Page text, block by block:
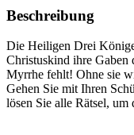
Beschreibung
Die Heiligen Drei
Christuskind ihre Gaben
Myrrhe fehlt! Ohne sie
Gehen Sie mit Ihren
lösen Sie alle Rätsel, um